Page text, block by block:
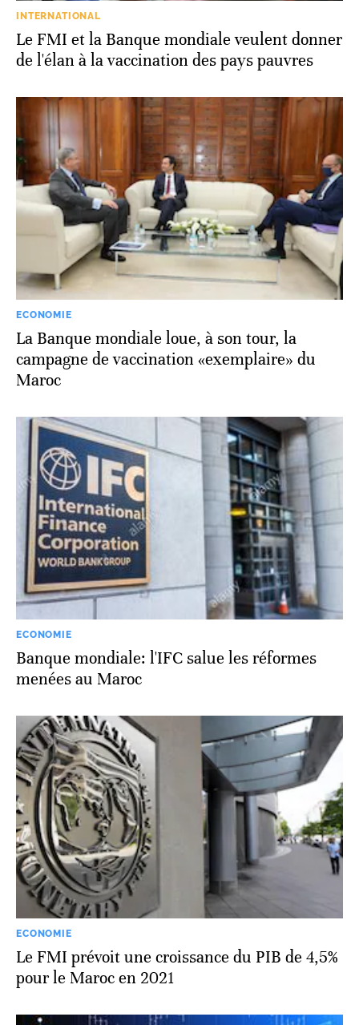
INTERNATIONAL
Le FMI et la Banque mondiale veulent donner
de l'élan à la vaccination des pays pauvres
ECONOMIE
La Banque mondiale loue, à son tour, la
campagne de vaccination «exemplaire» du
Maroc
ECONOMIE
Banque mondiale: l'IFC salue les réformes
menées au Maroc
ECONOMIE
Le FMI prévoit une croissance du PIB de 4,5%
pour le Maroc en 2021